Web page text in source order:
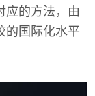
应的方法，由
的国际化水平